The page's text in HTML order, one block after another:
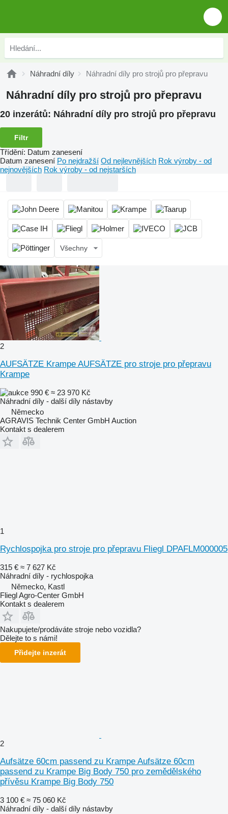
Náhradní díly Náhradní díly pro strojů pro přepravu
Náhradní díly pro strojů pro přepravu
20 inzerátů: Náhradní díly pro strojů pro přepravu
Filtr
Třídění: Datum zanesení
Datum zanesení Po nejdražší Od nejlevnějších Rok výroby - od
nejnovějších Rok výroby - od nejstarších
Všechny
2
AUFSÄTZE Krampe AUFSÄTZE pro stroje pro přepravu
Krampe
990 € ≈ 23 970 Kč
Náhradní díly - další díly nástavby
Německo
AGRAVIS Technik Center GmbH Auction
Kontakt s dealerem
1
Rychlospojka pro stroje pro přepravu Fliegl DPAFLM000005
315 € ≈ 7 627 Kč
Náhradní díly - rychlospojka
Německo, Kastl
Fliegl Agro-Center GmbH
Kontakt s dealerem
Nakupujete/prodáváte stroje nebo vozidla?
Dělejte to s námi!
Přidejte inzerát
2
Aufsätze 60cm passend zu Krampe Aufsätze 60cm
passend zu Krampe Big Body 750 pro zemědělského
přívěsu Krampe Big Body 750
3 100 € ≈ 75 060 Kč
Náhradní díly - další díly nástavby